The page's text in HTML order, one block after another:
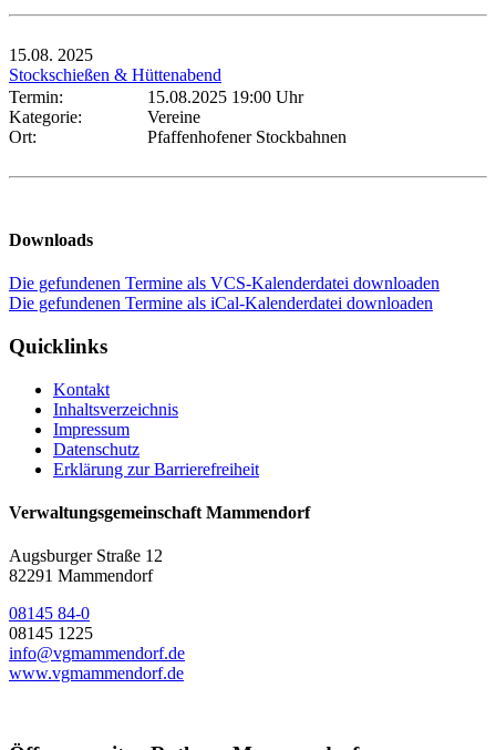
15.08. 2025
Stockschießen & Hüttenabend
Termin:
15.08.2025 19:00 Uhr
Kategorie:
Vereine
Ort:
Pfaffenhofener Stockbahnen
Downloads
Die gefundenen Termine als VCS-Kalenderdatei downloaden
Die gefundenen Termine als iCal-Kalenderdatei downloaden
Quicklinks
Kontakt
Inhaltsverzeichnis
Impressum
Datenschutz
Erklärung zur Barrierefreiheit
Verwaltungsgemeinschaft Mammendorf
Augsburger Straße 12
82291 Mammendorf
08145 84-0
08145 1225
info@vgmammendorf.de
www.vgmammendorf.de